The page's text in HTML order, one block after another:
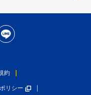
約
リシー